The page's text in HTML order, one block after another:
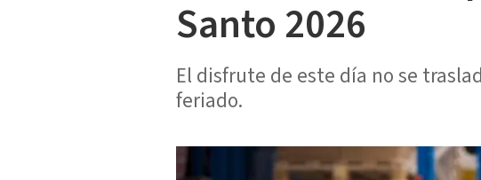
Santo 2026
El disfrute de este día no se
feriado.